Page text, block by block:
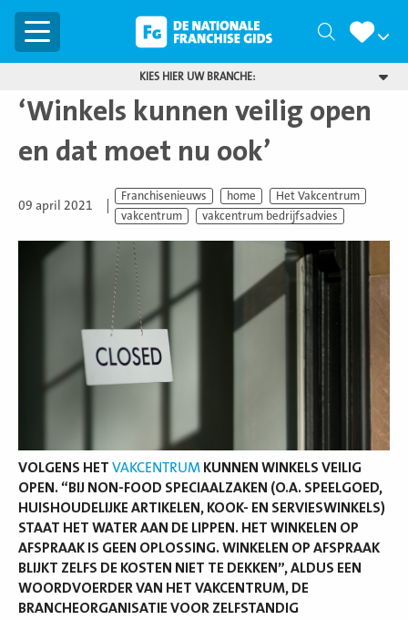
Menu Zoeken
KIES HIER UW BRANCHE:
‘Winkels kunnen veilig open
en dat moet nu ook’
09 april 2021
Franchisenieuws home
Het Vakcentrum
vakcentrum
vakcentrum bedrijfsadvies
VOLGENS HET VAKCENTRUM KUNNEN WINKELS VEILIG
OPEN. “BIJ NON-FOOD SPECIAALZAKEN (O.A. SPEELGOED,
HUISHOUDELIJKE ARTIKELEN, KOOK- EN SERVIESWINKELS)
STAAT HET WATER AAN DE LIPPEN. HET WINKELEN OP
AFSPRAAK IS GEEN OPLOSSING. WINKELEN OP AFSPRAAK
BLIJKT ZELFS DE KOSTEN NIET TE DEKKEN”, ALDUS EEN
WOORDVOERDER VAN HET VAKCENTRUM, DE
BRANCHEORGANISATIE VOOR ZELFSTANDIG